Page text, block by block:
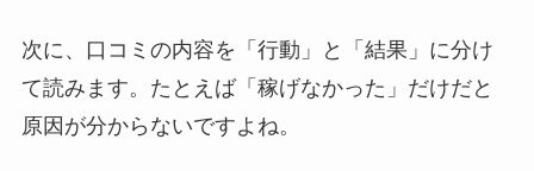
次に、口コミの内容を「行動」と「結果」に分け
て読みます。たとえば「稼げなかった」だけだと
原因が分からないですよね。